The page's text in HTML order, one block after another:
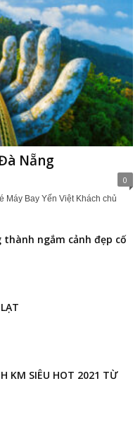
Nẵng
0
Máy Bay Yến Việt Khách chủ
ngắm cảnh đẹp cố
KM SIÊU HOT 2021 TỪ